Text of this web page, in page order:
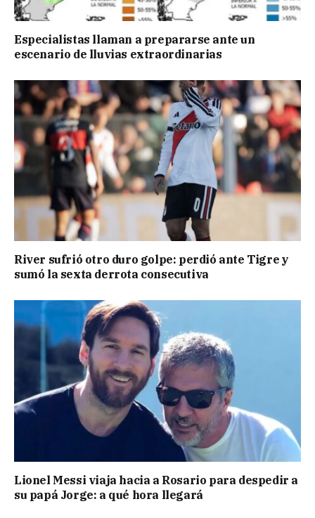
Especialistas llaman a prepararse ante un
escenario de lluvias extraordinarias
River sufrió otro duro golpe: perdió ante Tigre y
sumó la sexta derrota consecutiva
Lionel Messi viaja hacia a Rosario para despedir a
su papá Jorge: a qué hora llegará